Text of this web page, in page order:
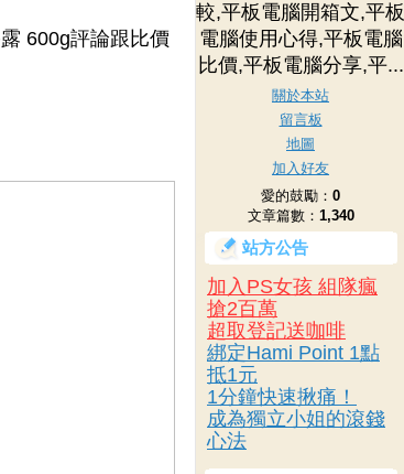
600g評論跟比價
較,平板電腦開箱文,平板
電腦使用心得,平板電腦
比價,平板電腦分享,平...
關於本站
留言板
地圖
加入好友
愛的鼓勵： 0
文章篇數： 1,340
站方公告
加入PS女孩 組隊瘋
搶2百萬
超取登記送咖啡
綁定Hami Point 1點
抵1元
1分鐘快速揪痛！
成為獨立小姐的滾錢
心法